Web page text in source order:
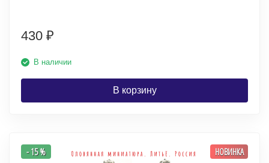
430 ₽
В наличии
В корзину
- 15 % НОВИНКА